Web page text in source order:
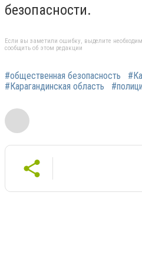
безопасности.
Если вы заметили ошибку, выделите
сообщить об этом редакции
#общественная безопасность
#Карагандинская область